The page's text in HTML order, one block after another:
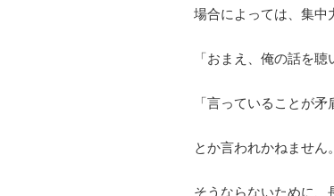
場合によっては、集中
「おまえ、俺の話を聴
「言っていることが矛
とか言われかねません。
そうならないために、